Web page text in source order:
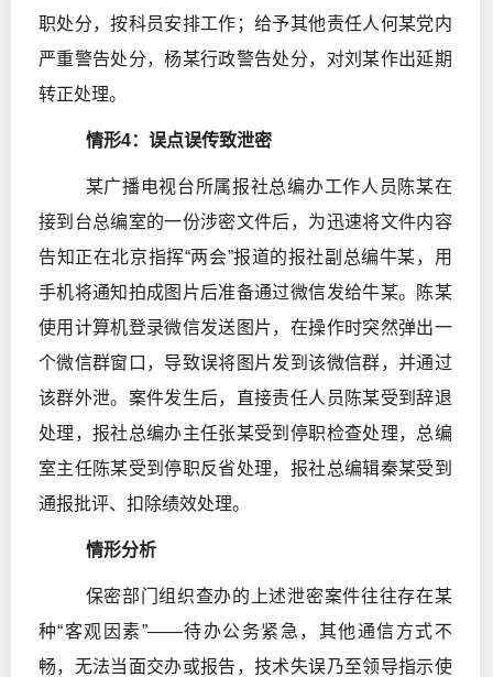
职处分，按科员安排工作；给予其他责任人何某党内
严重警告处分，杨某行政警告处分，对刘某作出延期
转正处理。
情形4：误点误传致泄密
某广播电视台所属报社总编办工作人员陈某在
接到台总编室的一份涉密文件后，为迅速将文件内容
告知正在北京指挥“两会”报道的报社副总编牛某，用
手机将通知拍成图片后准备通过微信发给牛某。陈某
使用计算机登录微信发送图片，在操作时突然弹出一
个微信群窗口，导致误将图片发到该微信群，并通过
该群外泄。案件发生后，直接责任人员陈某受到辞退
处理，报社总编办主任张某受到停职检查处理，总编
室主任陈某受到停职反省处理，报社总编辑秦某受到
通报批评、扣除绩效处理。
情形分析
保密部门组织查办的上述泄密案件往往存在某
种“客观因素”——待办公务紧急，其他通信方式不
畅，无法当面交办或报告，技术失误乃至领导指示使